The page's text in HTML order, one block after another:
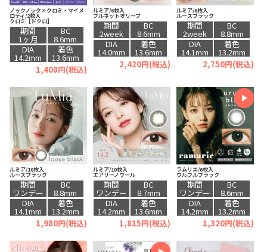
ノックノック×クロミ・マイメ
ロディ/2枚入
クロミ【ドクロ】
期間
1ヶ月
BC
8.6mm
DIA
14.2mm
着色
13.6mm
1,408円(税込)
ルミア/6枚入
ブルネットオリーブ
期間
2week
BC
8.6mm
DIA
14.0mm
着色
13.6mm
2,420円(税込)
ルミア/6枚入
ルースブラック
期間
2week
BC
8.8mm
DIA
14.1mm
着色
13.2mm
2,750円(税込)
ルミア/10枚入
ルースブラック
期間
ワンデー
BC
8.8mm
DIA
14.1mm
着色
13.2mm
1,980円(税込)
ルミア/10枚入
エアリーノワール
期間
ワンデー
BC
8.7mm
DIA
14.2mm
着色
13.6mm
1,815円(税込)
ラムリエ/6枚入
ウルフルブラック
期間
ワンデー
BC
8.6mm
DIA
14.2mm
着色
13.2mm
1,320円(税込)